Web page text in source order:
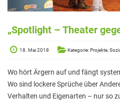
Eltern
Elterninformationen
Mitwirkung am
Kopf hoch! – Beratung
„Spotlight – Theater
18. Mai 2018 Kategorie: Projekte,
Wo hört Ärgern auf und fängt
Wo sind lockere Sprüche über
Verhalten und Eigenarten – nur so